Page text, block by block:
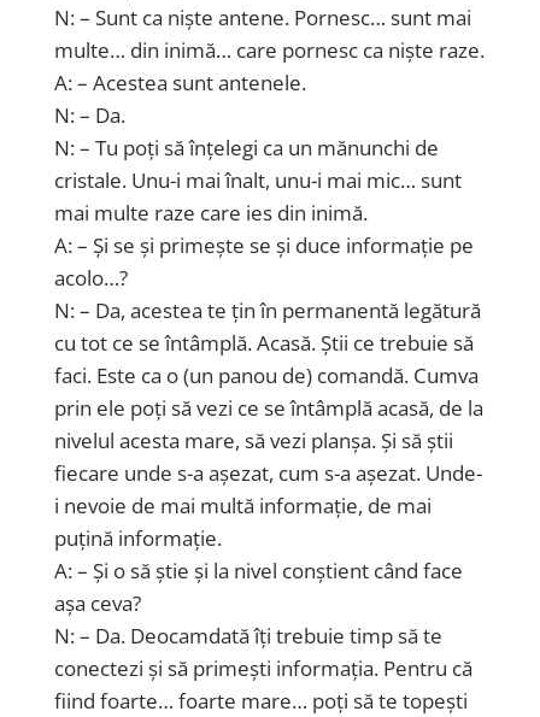
N: – Sunt ca niște antene. Pornesc… sunt mai
multe… din inimă… care pornesc ca niște raze.
A: – Acestea sunt antenele.
N: – Da.
N: – Tu poți să înțelegi ca un mănunchi de
cristale. Unu-i mai înalt, unu-i mai mic… sunt
mai multe raze care ies din inimă.
A: – Și se și primește se și duce informație pe
acolo…?
N: – Da, acestea te țin în permanentă legătură
cu tot ce se întâmplă. Acasă. Știi ce trebuie să
faci. Este ca o (un panou de) comandă. Cumva
prin ele poți să vezi ce se întâmplă acasă, de la
nivelul acesta mare, să vezi planșa. Și să știi
fiecare unde s-a așezat, cum s-a așezat. Unde-
i nevoie de mai multă informație, de mai
puțină informație.
A: – Și o să știe și la nivel conștient când face
așa ceva?
N: – Da. Deocamdată îți trebuie timp să te
conectezi și să primești informația. Pentru că
fiind foarte… foarte mare… poți să te topești